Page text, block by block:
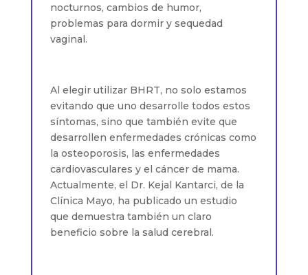
nocturnos, cambios de humor,
problemas para dormir y sequedad
vaginal.
Al elegir utilizar BHRT, no solo estamos
evitando que uno desarrolle todos estos
síntomas, sino que también evite que
desarrollen enfermedades crónicas como
la osteoporosis, las enfermedades
cardiovasculares y el cáncer de mama.
Actualmente, el Dr. Kejal Kantarci, de la
Clínica Mayo, ha publicado un estudio
que demuestra también un claro
beneficio sobre la salud cerebral.